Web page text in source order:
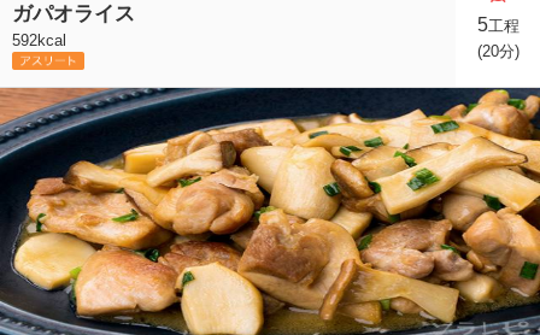
ガパオライス
592kcal
5工程
(20分)